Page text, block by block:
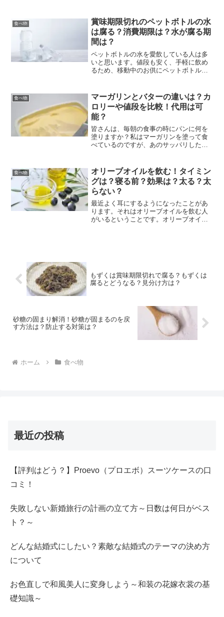
い梅昆布茶の栄養や効能、カロリーなど
をご紹介します。なぜ、梅昆...
食べ物
賞味期限切れのペットボトルの水
は腐る？消費期限は？水が腐る期
間は？
ペットボトルの水を愛飲している人は多
いと思います。値段も安く、手軽に飲め
るため、移動中のお供にペットボトルの
離移動の時はついついペットボトルの水
を買ってしまいます。そんな...
食べ物
マーガリンとバターの違いは？カ
ロリーや値段を比較！代用は可
能？
皆さんは、毎朝の食事の時にパンに何を
塗りますか？私はマーガリンを塗って食
べているのですが、あのサッパリした風
ンですが、バターと非常に似ていること
が、気になった方は多くい...
食べ物
オリーブオイルを飲む！タイミン
グは？寝る前？効果は？太る？太
らない？
最近よく耳にするようになったことがあ
ります。それはオリーブオイルを飲む人
がいるということです。オリーブオイル
もずくは賞味期限切れで腐る？もずくは
腐るとどうなる？見分け方は？
砂糖の固まり解消！砂糖が固まるのを戻
す方法は？防止する対策は？
ホーム 食べ物
最近の投稿
【評判はどう？】Proevo（プロエボ）スーツケースの口
コミ！
失敗しない新婚旅行の計画の立て方～日数は何日がベス
ト？～
どんな結婚式にしたい？素敵な結婚式のテーマの決め方
について
お色直しで和風美人に変身しよう～和装の花嫁衣裳の基
礎知識～